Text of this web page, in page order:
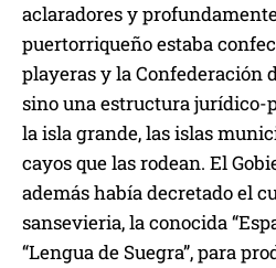
aclaradores y
puertorriqueño estaba
playeras y la Confederación
sino una estructura
la isla grande, las islas
cayos que las rodean. El
además había decretado el
sansevieria, la conocida
“Lengua de Suegra”, para